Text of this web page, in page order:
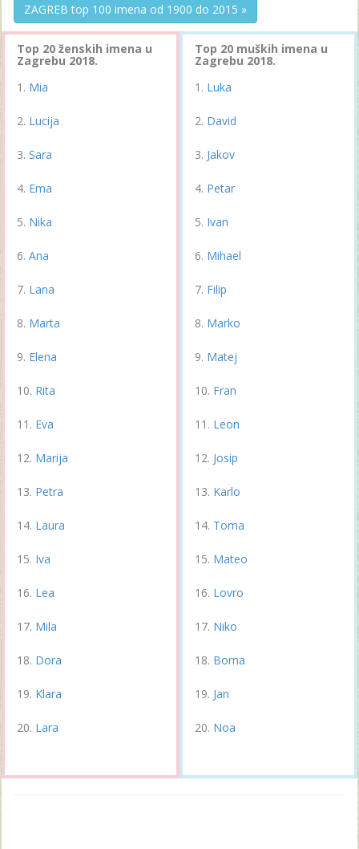
ZAGREB top 100 imena od 1900 do 2015 »
Top 20 ženskih imena u
Zagrebu 2018.
Mia
Lucija
Sara
Ema
Nika
Ana
Lana
Marta
Elena
Rita
Eva
Marija
Petra
Laura
Iva
Lea
Mila
Dora
Klara
Lara
Top 20 muških imena u
Zagrebu 2018.
Luka
David
Jakov
Petar
Ivan
Mihael
Filip
Marko
Matej
Fran
Leon
Josip
Karlo
Toma
Mateo
Lovro
Niko
Borna
Jan
Noa